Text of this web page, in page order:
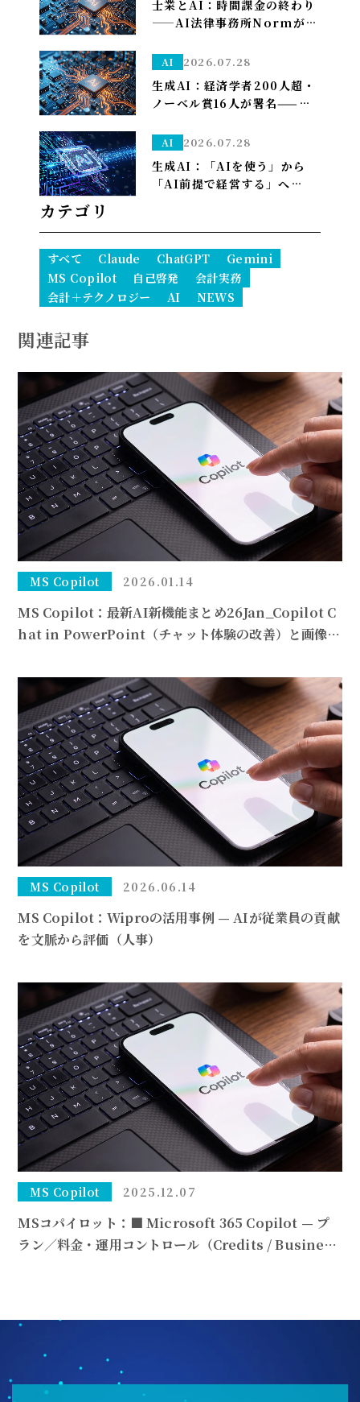
士業とAI：時間課金の終わり
——AI法律事務所Normがユ
ぐ」への転換
AI 2026.07.28
生成AI：経済学者200人超・
ノーベル賞16人が署名——
AIの雇用喪失リスクに警鐘
AI 2026.07.28
生成AI：「AIを使う」から
「AI前提で経営する」へ——
ル企業も現実に
カテゴリ
すべて Claude ChatGPT
Gemini
MS Copilot
自己啓発
会計実務
会計＋テクノロジー
AI NEWS
関連記事
MS Copilot 2026.01.14
MS Copilot：最新AI新機能まとめ26Jan_Copilot C
hat in PowerPoint（チャット体験の改善）と画像編
MS Copilot 2026.06.14
MS Copilot：Wiproの活用事例 — AIが従業員の貢献
を文脈から評価（人事）
MS Copilot 2025.12.07
MSコパイロット：■ Microsoft 365 Copilot — プ
ラン／料金・運用コントロール（Credits / Business